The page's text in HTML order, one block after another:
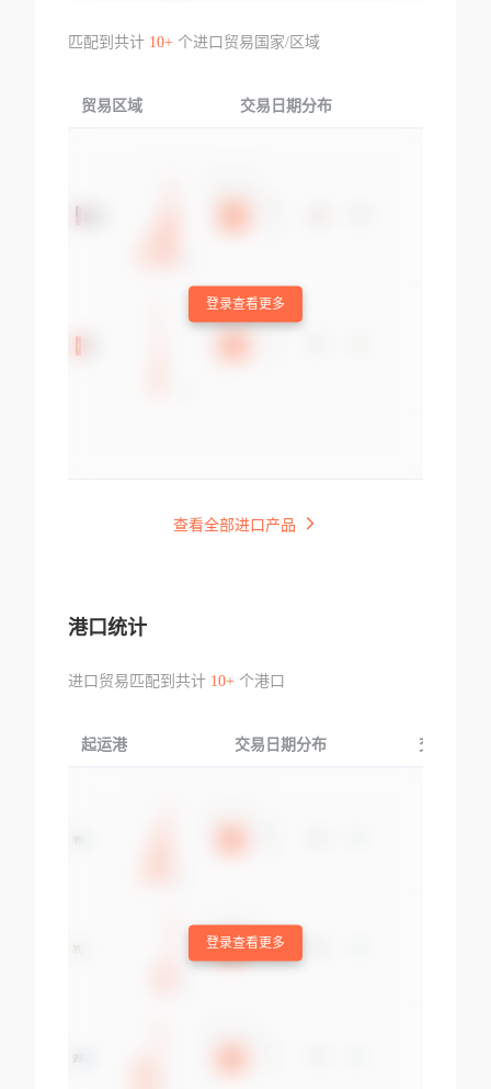
匹配到共计 10+个进口贸易国家/区域
贸易区域 交易日期分布
登录查看更多
查看全部进口产品
港口统计
进口贸易匹配到共计 10+个港口
起运港 交易日期分布 交易产品
登录查看更多